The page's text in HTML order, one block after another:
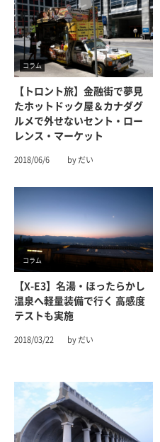
コラム
【トロント旅】金融街で夢見
たホットドック屋＆カナダグ
ルメで外せないセント・ロー
レンス・マーケット
2018/06/6 by だい
コラム
【X-E3】名湯・ほったらかし
温泉へ軽量装備で行く 高感度
テストも実施
2018/03/22 by だい